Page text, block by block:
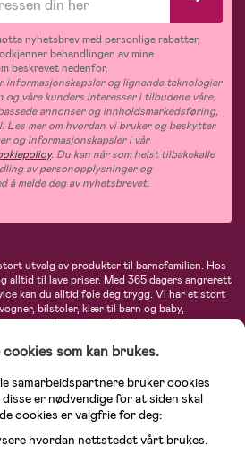
nyhetsbrev med personlige rabatter,
behandlingen av mine
beskrevet nedenfor.
informasjonskapsler og lignende teknologier
og våre kunders interesser i tilbudene våre,
annonser og innholdsmarkedsføring,
Les mer om hvordan vi bruker og beskytter
og informasjonskapsler i vår
. Du kan når som helst tilbakekalle
av personopplysninger og
å melde deg av nyhetsbrevet.
utvalg av produkter til barnefamilien. Hos
alltid til lave priser. Med 365 dagers angrerett
kan du alltid føle deg trygg. Vi har et stort
bilstoler, klær til barn og baby,
interiør, leker, babyustyr og mye
Didriksons, KidKraft, Ergobaby, Philips
baby!
som kan brukes.
samarbeidspartnere bruker cookies
disse er nødvendige for at siden skal
cookies er valgfrie for deg:
hvordan nettstedet vårt brukes.